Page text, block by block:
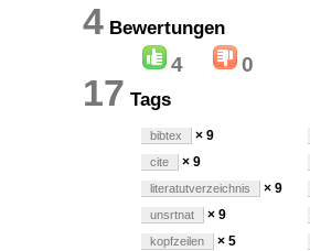
4 Bewertungen
4 0
17 Tags
bibtex × 9
cite × 9
literatutverzeichnis × 9
unsrtnat × 9
kopfzeilen × 5